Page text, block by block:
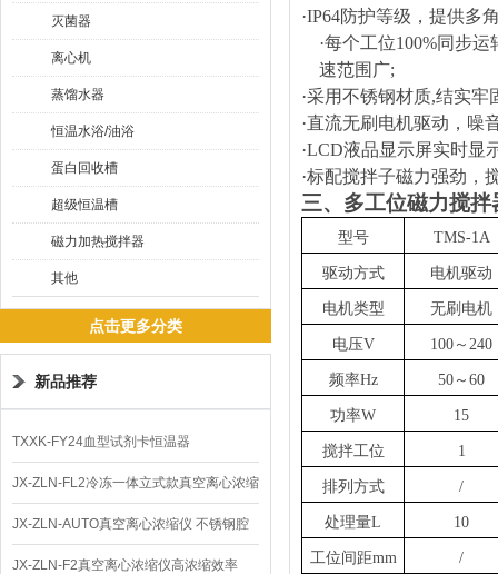
灭菌器
离心机
蒸馏水器
恒温水浴/油浴
蛋白回收槽
超级恒温槽
磁力加热搅拌器
其他
点击更多分类
新品推荐
TXXK-FY24血型试剂卡恒温器
JX-ZLN-FL2冷冻一体立式款真空离心浓缩
仪 低温功能
JX-ZLN-AUTO真空离心浓缩仪 不锈钢腔
体
JX-ZLN-F2真空离心浓缩仪高浓缩效率
·IP64防护等级，提供多
·每个工位100%同步
速范围广;
·采用不锈钢材质,结实
·直流无刷电机驱动，噪
·LCD液品显示屏实时显
·标配搅拌子磁力强劲，
三、 多工位磁力搅拌
型号 TMS-1A
驱动方式 电机驱动
电机类型 无刷电机
电压V 100～240
频率Hz 50～60
功率W 15
搅拌工位 1
排列方式 /
处理量L 10
工位间距mm /